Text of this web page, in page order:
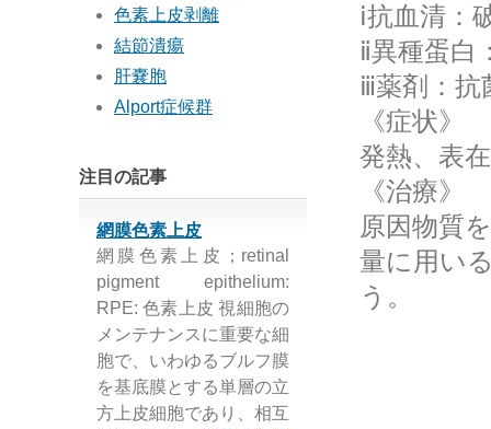
ⅰ抗血清：
ⅱ異種蛋
ⅲ薬剤：抗
《症状》
発熱、表
《治療》
原因物質
量に用い
う。
色素上皮剥離
結節潰瘍
肝嚢胞
Alport症候群
注目の記事
網膜色素上皮
網膜色素上皮；retinal
pigment epithelium:
RPE: 色素上皮 視細胞の
メンテナンスに重要な細
胞で、いわゆるブルフ膜
を基底膜とする単層の立
方上皮細胞であり、相互